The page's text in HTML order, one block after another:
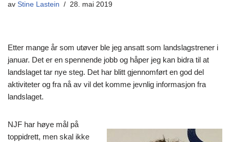
av Stine Lastein 28. mai 2019
Etter mange år som utøver ble jeg ansatt som landslagstrener i
januar. Det er en spennende jobb og håper jeg kan bidra til at
landslaget tar nye steg. Det har blitt gjennomført en god del
aktiviteter og fra nå av vil det komme jevnlig informasjon fra
landslaget.
NJF har høye mål på
toppidrett, men skal ikke